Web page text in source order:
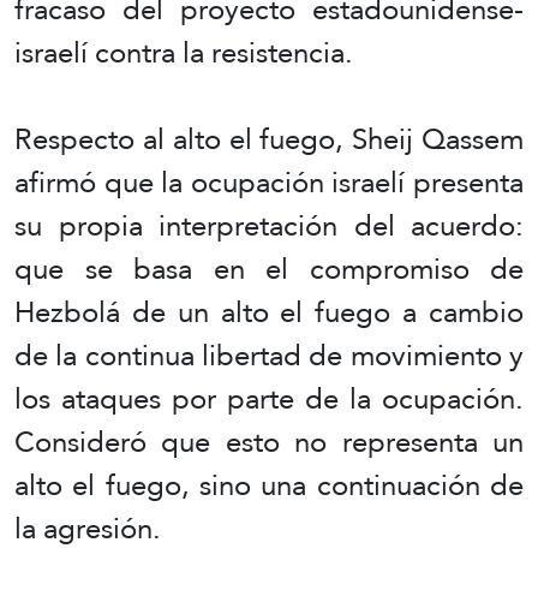
israelí contra la resistencia.
Respecto al alto el fuego, Sheij Qassem
afirmó que la ocupación israelí presenta
su propia interpretación del acuerdo:
que se basa en el compromiso de
Hezbolá de un alto el fuego a cambio
de la continua libertad de movimiento y
los ataques por parte de la ocupación.
Consideró que esto no representa un
alto el fuego, sino una continuación de
la agresión.